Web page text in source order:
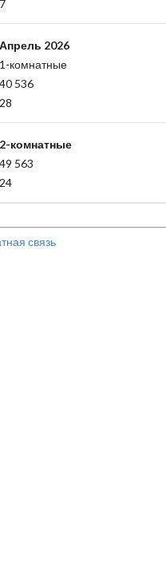
7
Апрель 2026
1-комнатные
40 536
28
2-комнатные
49 563
24
связь